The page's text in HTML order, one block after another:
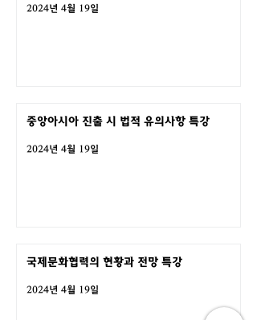
2024년 4월 19일
중앙아시아 진출 시 법적 유의사항 특강
2024년 4월 19일
국제문화협력의 현황과 전망 특강
2024년 4월 19일